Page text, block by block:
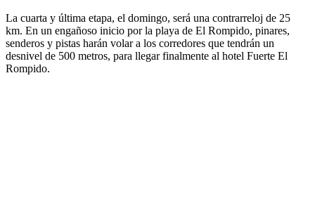
La cuarta y última etapa, el domingo, será una contrarreloj de 25
km. En un engañoso inicio por la playa de El Rompido, pinares,
senderos y pistas harán volar a los corredores que tendrán un
desnivel de 500 metros, para llegar finalmente al hotel Fuerte El
Rompido.